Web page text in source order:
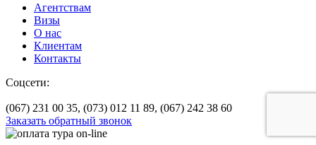
Агентствам
Визы
О нас
Клиентам
Контакты
Соцсети:
(067) 231 00 35, (073) 012 11 89, (067) 242 38 60
Заказать обратный звонок